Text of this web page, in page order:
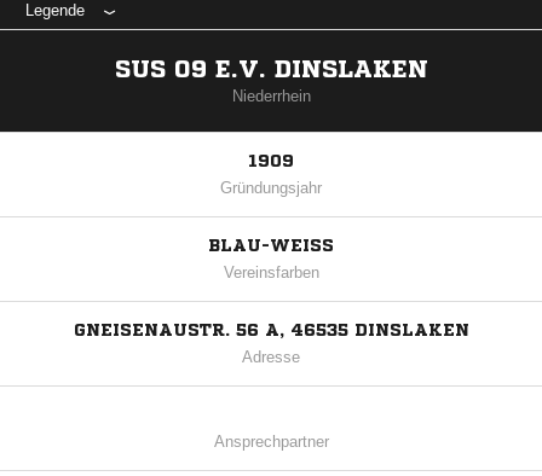
Legende
SUS 09 E.V. DINSLAKEN
Niederrhein
1909
Gründungsjahr
BLAU-WEISS
Vereinsfarben
GNEISENAUSTR. 56 A, 46535 DINSLAKEN
Adresse
Ansprechpartner